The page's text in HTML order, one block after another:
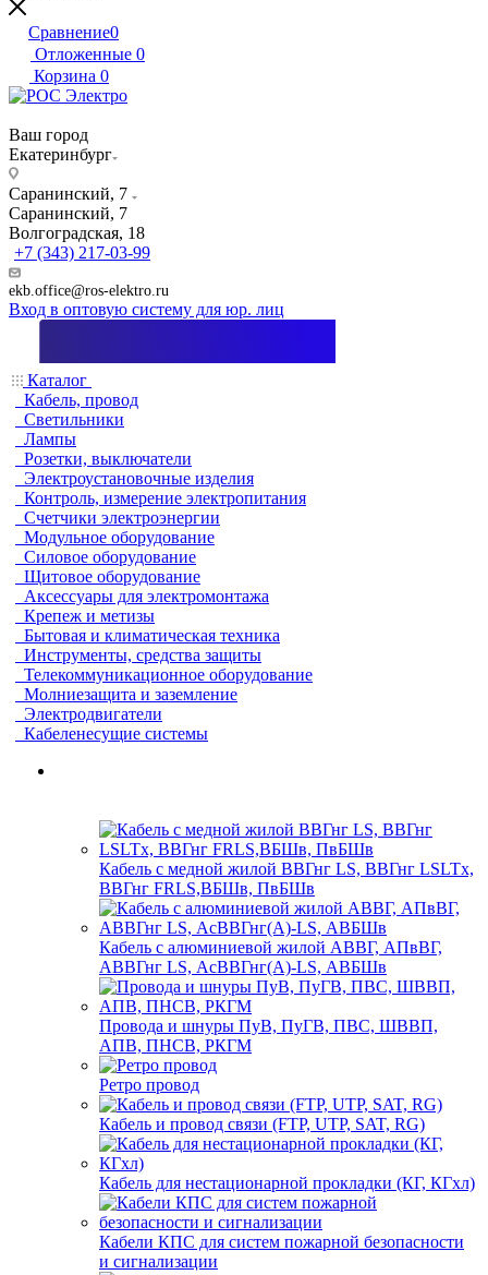
Сравнение0
Отложенные 0
Корзина 0
Ваш город
Екатеринбург
Саранинский, 7
Саранинский, 7
Волгоградская, 18
+7 (343) 217-03-99
ekb.office@ros-elektro.ru
Вход в оптовую систему для юр. лиц
Каталог
Кабель, провод
Светильники
Лампы
Розетки, выключатели
Электроустановочные изделия
Контроль, измерение электропитания
Счетчики электроэнергии
Модульное оборудование
Силовое оборудование
Щитовое оборудование
Аксессуары для электромонтажа
Крепеж и метизы
Бытовая и климатическая техника
Инструменты, средства защиты
Телекоммуникационное оборудование
Молниезащита и заземление
Электродвигатели
Кабеленесущие системы
Кабель с медной жилой ВВГнг LS, ВВГнг LSLTx,
ВВГнг FRLS,ВБШв, ПвБШв
Кабель с алюминиевой жилой АВВГ, АПвВГ,
АВВГнг LS, АсВВГнг(А)-LS, АВБШв
Провода и шнуры ПуВ, ПуГВ, ПВС, ШВВП,
АПВ, ПНСВ, РКГМ
Ретро провод
Кабель и провод связи (FTP, UTP, SAT, RG)
Кабель для нестационарной прокладки (КГ, КГхл)
Кабели КПС для систем пожарной безопасности
и сигнализации